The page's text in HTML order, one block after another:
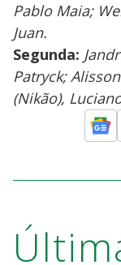
Pablo Maia;
Juan.
Segunda:
Patryck;
(Nikão),